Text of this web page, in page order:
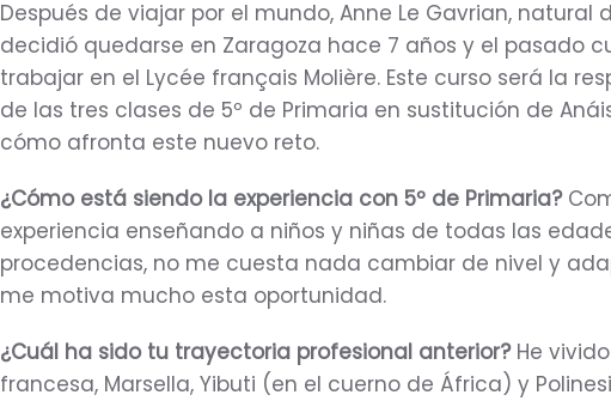
Después de viajar por el mundo, Anne Le Gavrian, natural
decidió quedarse en Zaragoza hace 7 años y el pasado
trabajar en el Lycée français Molière. Este curso será la
de las tres clases de 5º de Primaria en sustitución de
cómo afronta este nuevo reto.
¿Cómo está siendo la experiencia con 5º de Primaria?
experiencia enseñando a niños y niñas de todas las
procedencias, no me cuesta nada cambiar de nivel y
me motiva mucho esta oportunidad.
¿Cuál ha sido tu trayectoria profesional anterior?He
francesa, Marsella, Yibuti (en el cuerno de África) y